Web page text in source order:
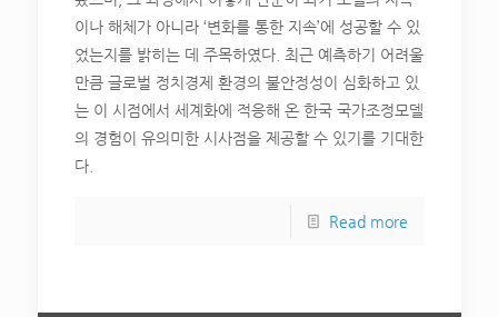
이나 해체가 아니라 ‘변화를 통한 지속’에 성공할 수 있
었는지를 밝히는 데 주목하였다. 최근 예측하기 어려울
만큼 글로벌 정치경제 환경의 불안정성이 심화하고 있
는 이 시점에서 세계화에 적응해 온 한국 국가조정모델
의 경험이 유의미한 시사점을 제공할 수 있기를 기대한
다.
Read more